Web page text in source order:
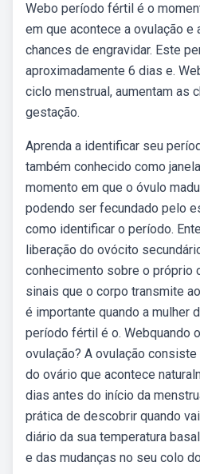
Webo período fértil é o
em que acontece a ovulação e
chances de engravidar. Este
aproximadamente 6 dias e.
ciclo menstrual, aumentam as
gestação.
Aprenda a identificar seu
também conhecido como
momento em que o óvulo
podendo ser fecundado pelo
como identificar o período.
liberação do ovócito
conhecimento sobre o próprio
sinais que o corpo transmite
é importante quando a mulher
período fértil é o. Webquando
ovulação? A ovulação
do ovário que acontece
dias antes do início da
prática de descobrir quando
diário da sua temperatura
e das mudanças no seu colo